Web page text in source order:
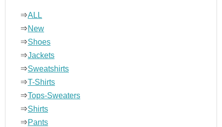
⇒ALL
⇒New
⇒Shoes
⇒Jackets
⇒Sweatshirts
⇒T-Shirts
⇒Tops-Sweaters
⇒Shirts
⇒Pants